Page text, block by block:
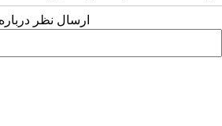
ارسال نظر